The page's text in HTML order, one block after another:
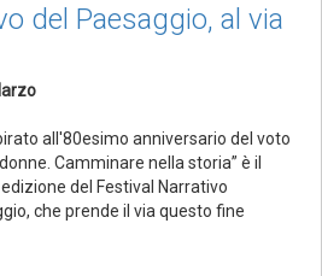
del Paesaggio, al via
all'80esimo anniversario del voto
Camminare nella storia” è il
del Festival Narrativo
che prende il via questo fine